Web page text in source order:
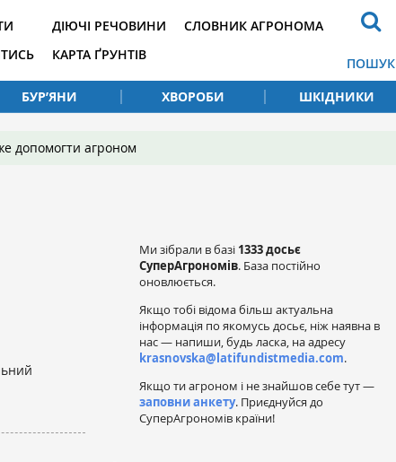
ДІЮЧІ РЕЧОВИНИ
КАРТА ҐРУНТІВ
СЛОВНИК АГРОНОМА
ПОШУК
БУР’ЯНИ ХВОРОБИ ШКІДНИКИ
допомогти агроном
Ми зібрали в базі 1333 досьє
СуперАгрономів. База постійно
оновлюється.
Якщо тобі відома більш актуальна
інформація по якомусь досьє, ніж наявна в
нас — напиши, будь ласка, на адресу
krasnovska@latifundistmedia.com.
Якщо ти агроном і не знайшов себе тут —
заповни анкету. Приєднуйся до
СуперАгрономів країни!